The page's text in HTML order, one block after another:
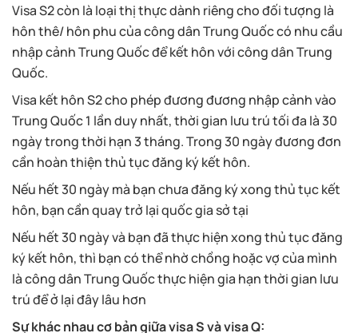
Visa S2 còn là loại thị thực dành riêng cho đối tượng là
hôn thê/ hôn phu của công dân Trung Quốc có nhu cầu
nhập cảnh Trung Quốc để kết hôn với công dân Trung
Quốc.
Visa kết hôn S2 cho phép đương đương nhập cảnh vào
Trung Quốc 1 lần duy nhất, thời gian lưu trú tối đa là 30
ngày trong thời hạn 3 tháng. Trong 30 ngày đương đơn
cần hoàn thiện thủ tục đăng ký kết hôn.
Nếu hết 30 ngày mà bạn chưa đăng ký xong thủ tục kết
hôn, bạn cần quay trở lại quốc gia sở tại
Nếu hết 30 ngày và bạn đã thực hiện xong thủ tục đăng
ký kết hôn, thì bạn có thể nhờ chồng hoặc vợ của mình
là công dân Trung Quốc thực hiện gia hạn thời gian lưu
trú để ở lại đây lâu hơn
Sự khác nhau cơ bản giữa visa S và visa Q: